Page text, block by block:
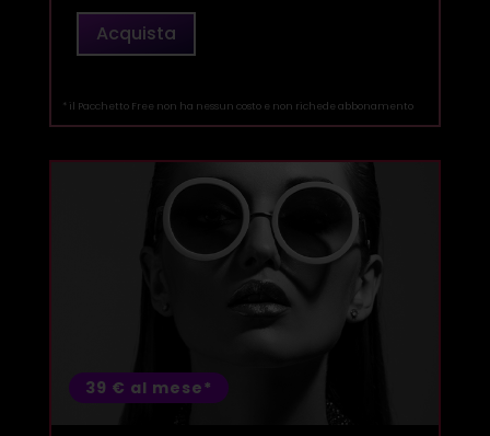
Free
Acquista
* il Pacchetto Free non ha nessun costo e non richede abbonamento
39 € al mese*